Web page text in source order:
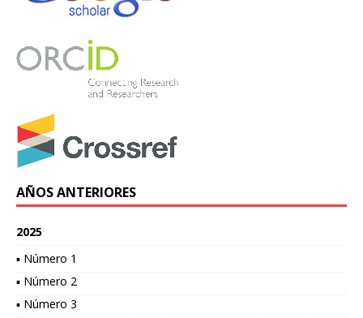
AÑOS ANTERIORES
2025
▪ Número 1
▪ Número 2
▪ Número 3